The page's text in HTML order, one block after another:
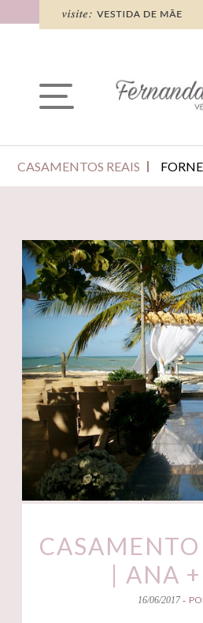
CASAMENTOS REAIS
| ANA
16/06/2017 -